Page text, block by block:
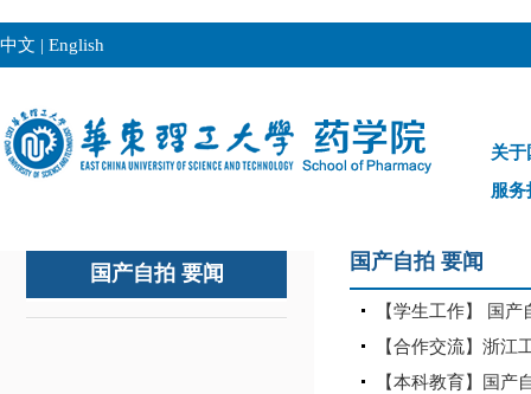
中文 | English
关于
服务
国产自拍 要闻 国产自拍 要闻
【学生工作】 国
【合作交流】浙江
【本科教育】国产